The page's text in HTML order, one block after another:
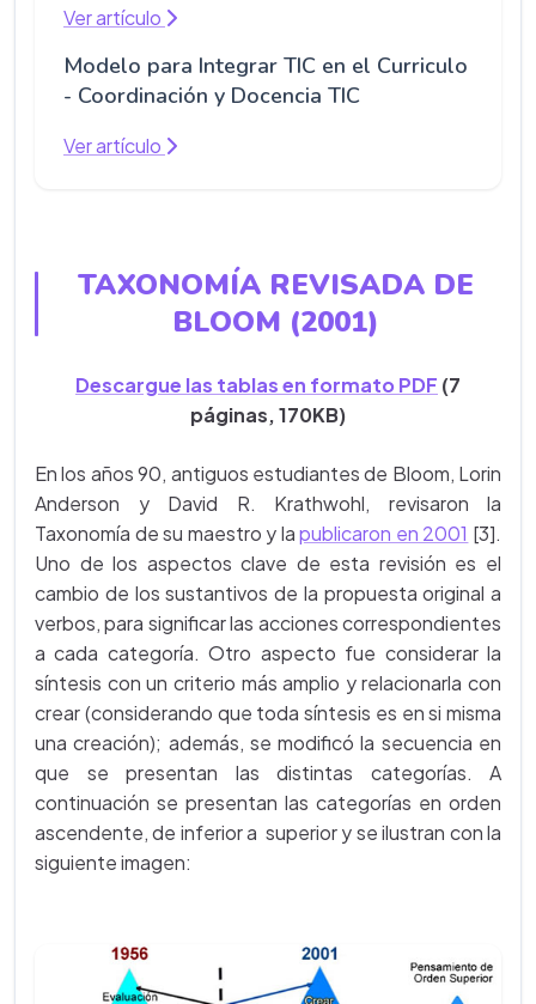
Ver artículo
Modelo para Integrar TIC en el Curriculo
- Coordinación y Docencia TIC
Ver artículo
TAXONOMÍA REVISADA DE
BLOOM (2001)
Descargue las tablas en formato PDF (7
páginas, 170KB)
En los años 90, antiguos estudiantes de Bloom, Lorin
Anderson y David R. Krathwohl, revisaron la
Taxonomía de su maestro y lapublicaron en 2001 [3].
Uno de los aspectos clave de esta revisión es el
cambio de los sustantivos de la propuesta original a
verbos, para significar las acciones correspondientes
a cada categoría. Otro aspecto fue considerar la
síntesis con un criterio más amplio y relacionarla con
crear (considerando que toda síntesis es en si misma
una creación); además, se modificó la secuencia en
que se presentan las distintas categorías. A
continuación se presentan las categorías en orden
ascendente, de inferior a superior y se ilustran con la
siguiente imagen: